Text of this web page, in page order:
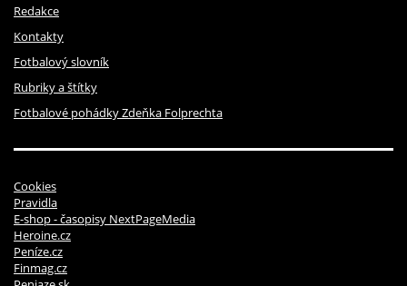
Redakce
Kontakty
Fotbalový slovník
Rubriky a štítky
Fotbalové pohádky Zdeňka Folprechta
Cookies
Pravidla
E-shop - časopisy NextPageMedia
Heroine.cz
Peníze.cz
Finmag.cz